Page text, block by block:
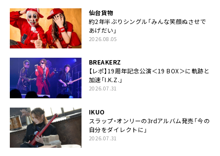
仙台貨物
約2年半ぶりシングル「みんな笑顔ぬさせで
あげだい」
2026.08.05
BREAKERZ
【レポ】19周年記念公演＜19 BOX＞に軌跡と
加速「I.K.Z.」
2026.07.31
IKUO
スラップ・オンリーの3rdアルバム発売「今の
自分をダイレクトに」
2026.07.31